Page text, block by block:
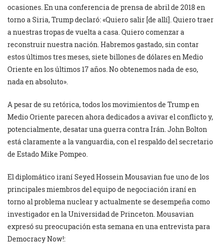
ocasiones. En una conferencia de prensa de abril de 2018 en
torno a Siria, Trump declaró: «Quiero salir [de allí]. Quiero traer
a nuestras tropas de vuelta a casa. Quiero comenzar a
reconstruir nuestra nación. Habremos gastado, sin contar
estos últimos tres meses, siete billones de dólares en Medio
Oriente en los últimos 17 años. No obtenemos nada de eso,
nada en absoluto».
A pesar de su retórica, todos los movimientos de Trump en
Medio Oriente parecen ahora dedicados a avivar el conflicto y,
potencialmente, desatar una guerra contra Irán. John Bolton
está claramente a la vanguardia, con el respaldo del secretario
de Estado Mike Pompeo.
El diplomático iraní Seyed Hossein Mousavian fue uno de los
principales miembros del equipo de negociación iraní en
torno al problema nuclear y actualmente se desempeña como
investigador en la Universidad de Princeton. Mousavian
expresó su preocupación esta semana en una entrevista para
Democracy Now!: